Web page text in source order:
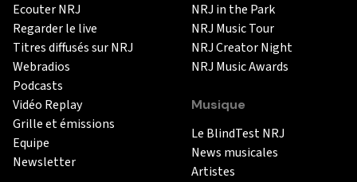
Ecouter NRJ
Regarder le live
Titres diffusés sur NRJ
Webradios
Podcasts
Vidéo Replay
Grille et émissions
Equipe
Newsletter
NRJ in the Park
NRJ Music Tour
NRJ Creator Night
NRJ Music Awards
Musique
Le BlindTest NRJ
News musicales
Artistes